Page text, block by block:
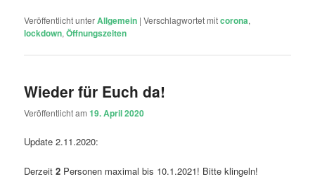
Veröffentlicht unterAllgemein |Verschlagwortet mitcorona,
lockdown,Öffnungszeiten
Wieder für Euch da!
Veröffentlicht am19. April 2020
Update 2.11.2020:
Derzeit2 Personen maximal bis 10.1.2021! Bitte klingeln!